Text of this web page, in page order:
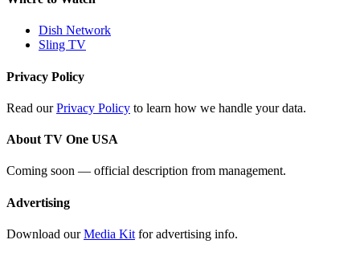
Dish Network
Sling TV
Privacy Policy
Read ourPrivacy Policy to learn how we handle your data.
About TV One USA
Coming soon — official description from management.
Advertising
Download ourMedia Kit for advertising info.